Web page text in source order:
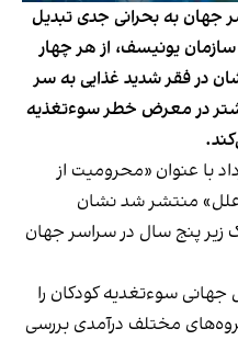
جهان به بحرانی جدی تبدیل
یونیسف، از هر چهار
در فقر شدید غذایی به سر
تا ۵۰ درصد بیشتر در معرض خطر سوءتغذیه‌
پنج‌شنبه ۱۷ خرداد با عنوان «محرومیت از
علل» منتشر شد نشان
میلیون کودک زیر پنج سال در سراسر جهان
سوء‌تغدیه کودکان را
میان گروه‌های مختلف درآمدی بررسی